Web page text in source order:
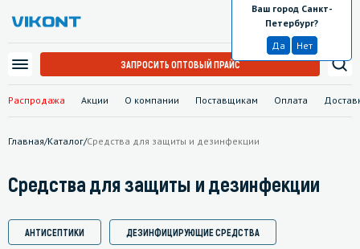
Распродажа Акции О компании Поставщикам Оплата
Санкт-Петербург
Ваш город Санкт-
Петербург?
Да
Нет
ЗАПРОСИТЬ ОПТОВЫЙ ПРАЙС
Главная/Каталог/Средства для защиты и дезинфекции
Средства для защиты и дезинфекции
АНТИСЕПТИКИ ДЕЗИНФИЦИРУЮЩИЕ СРЕДСТВА